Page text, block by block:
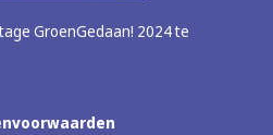
GroenGedaan! 2024 te